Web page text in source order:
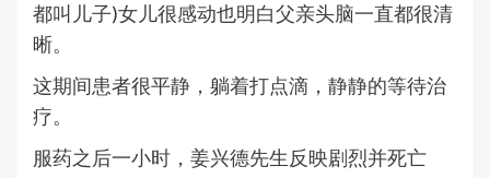
都叫儿子)女儿很感动也明白父亲头脑一直都很清
晰。
这期间患者很平静，躺着打点滴，静静的等待治
疗。
服药之后一小时，姜兴德先生反映剧烈并死亡